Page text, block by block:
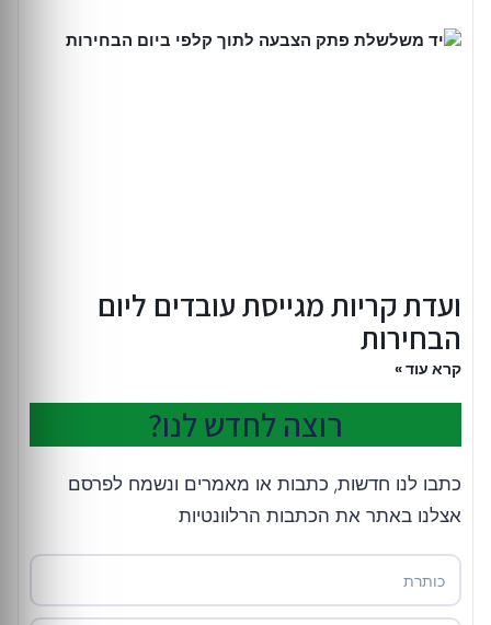
ועדת קריות מגייסת עובדים ליום
הבחירות
קרא עוד »
רוצה לחדש לנו?
כתבו לנו חדשות, כתבות או מאמרים ונשמח לפרסם
אצלנו באתר את הכתבות הרלוונטיות